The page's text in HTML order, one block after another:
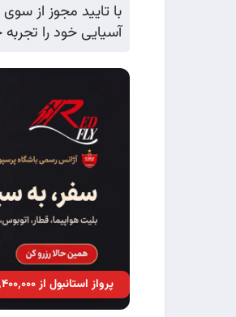
با تایید مجوز از
آسیایی خود را
پرواز استانبول از ۱۱٬۴۰۰٬۰۰۰ تومان